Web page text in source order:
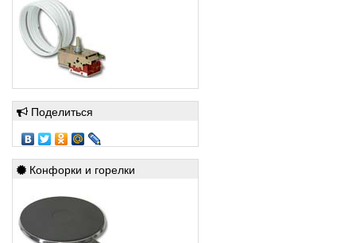
Поделиться
Конфорки и горелки